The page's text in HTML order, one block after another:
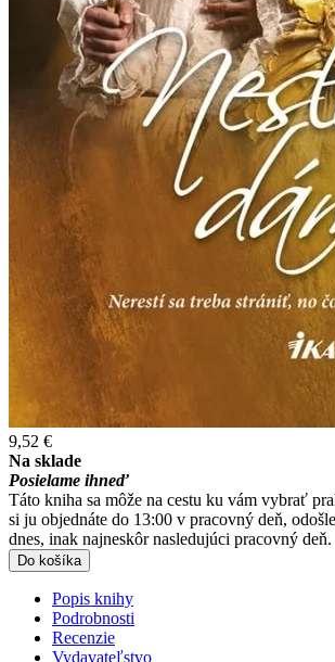
9,52 €
Na sklade
Posielame ihneď
Táto kniha sa môže na cestu ku vám vybrať
si ju objednáte do 13:00 v pracovný deň,
dnes, inak najneskôr nasledujúci pracovný deň.
Do košíka
Popis knihy
Podrobnosti
Recenzie
Vydavateľstvo